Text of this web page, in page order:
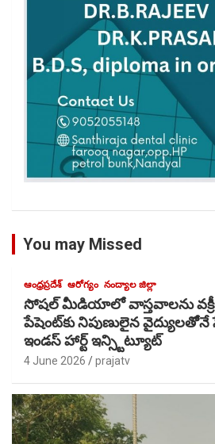
You may Missed
ఆంధ్రప్రదేశ్ ఆరోగ్యం నంద్యాల జిల్లా
సోషల్ మీడియాలో వాస్తవాలను
పేషెంట్‌కు నిపుణులైన
ఇండస్ హార్ట్ ఇన్స్టిట్యూట్
4 June 2026 prajatv